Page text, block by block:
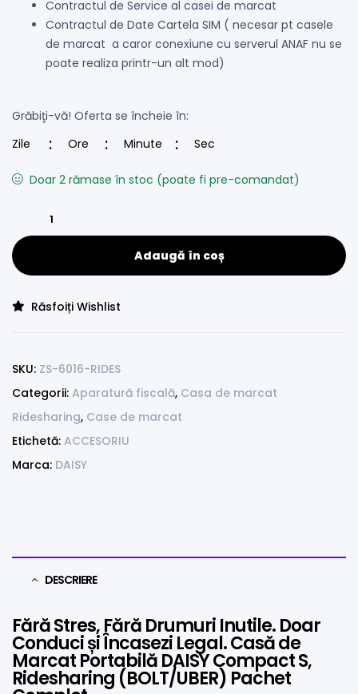
Contractul de Service al casei de marcat
Contractul de Date Cartela SIM ( necesar pt casele
de marcat a caror conexiune cu serverul ANAF nu se
poate realiza printr-un alt mod)
Grăbiţi-vă! Oferta se încheie în:
Zile
Ore Minute Sec
Doar 2 rămase în stoc (poate fi pre-comandat)
Adaugă în coș
Răsfoiți Wishlist
SKU: ZS-6016-RIDES
Categorii: Aparatură fiscală, Casa de marcat
Ridesharing, Case de marcat
Etichetă: ACCESORIU
Marca: DAISY
DESCRIERE
Fără Stres, Fără Drumuri Inutile. Doar
Conduci și Încasezi Legal. Casă de
Marcat Portabilă DAISY Compact S,
Ridesharing (BOLT/UBER) Pachet